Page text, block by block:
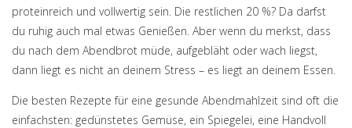
proteinreich und vollwertig sein. Die restlichen 20 %? Da darfst
du ruhig auch mal etwas Genießen. Aber wenn du merkst, dass
du nach dem Abendbrot müde, aufgebläht oder wach liegst,
dann liegt es nicht an deinem Stress – es liegt an deinem Essen.
Die besten Rezepte für eine gesunde Abendmahlzeit sind oft die
einfachsten: gedünstetes Gemüse, ein Spiegelei, eine Handvoll